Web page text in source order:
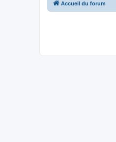
Accueil du forum